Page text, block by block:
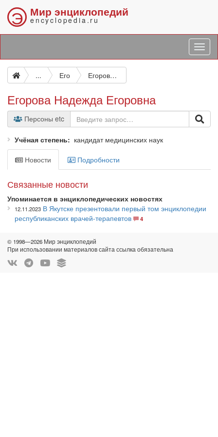
Э Мир энциклопедий
encyclopedia.ru
... Его Егорова Надежда Егоровна
Егорова Надежда Егоровна
Персоны etc
Учёная степень кандидат медицинских наук
Новости Подробности
Связанные новости
Упоминается в энциклопедических новостях
12.11.2023 В Якутске презентовали первый том энциклопедии
республиканских врачей-терапевтов
4
© 1998—2026 Мир энциклопедий
При использовании материалов сайта ссылка обязательна